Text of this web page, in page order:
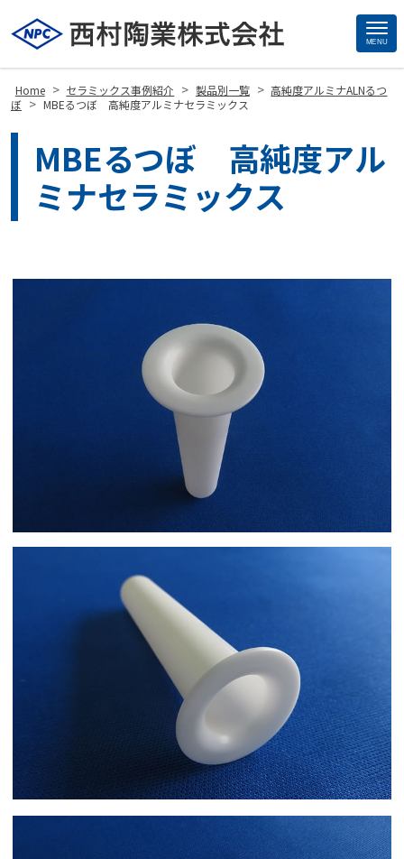
MENU
Home > セラミックス事例紹介 > 製品別一覧 > 高純度アルミナALNるつ
ぼ > MBEるつぼ 高純度アルミナセラミックス
MBEるつぼ 高純度アル
ミナセラミックス
Site
Footer